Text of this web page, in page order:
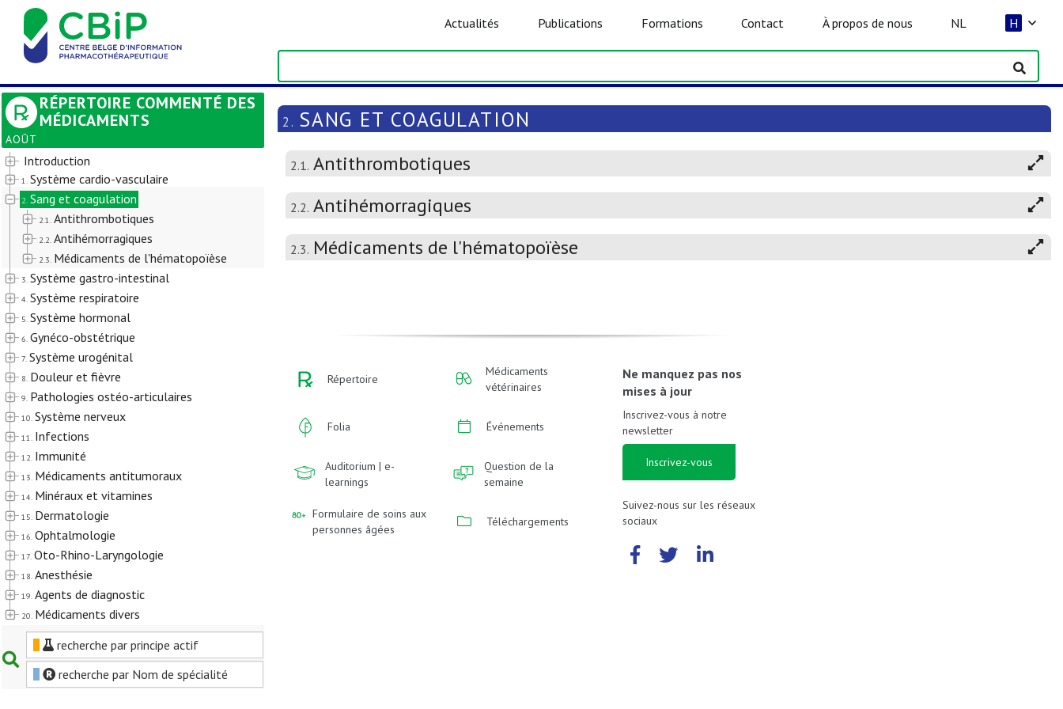
Actualités Publications Formations Contact À propos de nous NL H
RÉPERTOIRE COMMENTÉ DES
MÉDICAMENTS
AOÛT
Introduction
1. Système cardio-vasculaire
2. Sang et coagulation
2.1. Antithrombotiques
2.2. Antihémorragiques
2.3. Médicaments de l'hématopoïèse
3. Système gastro-intestinal
4. Système respiratoire
5. Système hormonal
6. Gynéco-obstétrique
7. Système urogénital
8. Douleur et fièvre
9. Pathologies ostéo-articulaires
10. Système nerveux
11. Infections
12. Immunité
13. Médicaments antitumoraux
14. Minéraux et vitamines
15. Dermatologie
16. Ophtalmologie
17. Oto-Rhino-Laryngologie
18. Anesthésie
19. Agents de diagnostic
20. Médicaments divers
recherche par principe actif
recherche par Nom de spécialité
2. SANG ET COAGULATION
2.1. Antithrombotiques
2.2. Antihémorragiques
2.3. Médicaments de l'hématopoïèse
Répertoire
Folia
Auditorium | e-
learnings
Formulaire de soins aux
personnes âgées
Médicaments
vétérinaires
Événements
Question de la
semaine
Téléchargements
Ne manquez pas nos
mises à jour
Inscrivez-vous à notre
newsletter
Inscrivez-vous
Suivez-nous sur les réseaux
sociaux